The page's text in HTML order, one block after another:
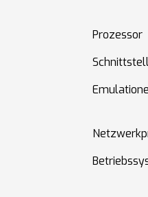
Prozessor